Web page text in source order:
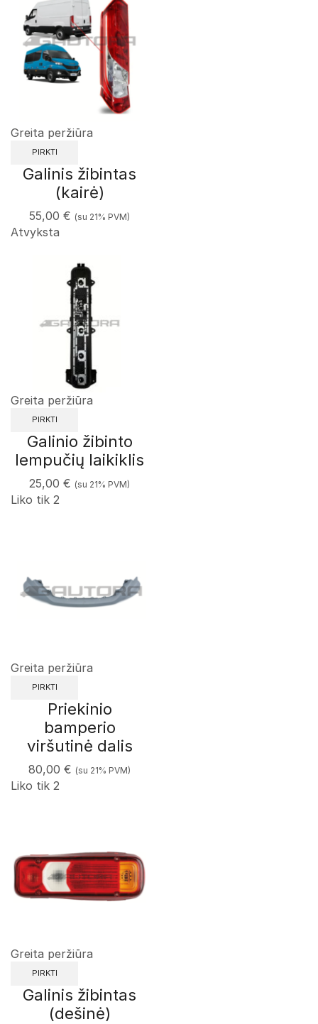
Greita peržiūra
PIRKTI
Galinis žibintas
(kairė)
55,00 € (su 21% PVM)
Atvyksta
Greita peržiūra
PIRKTI
Galinio žibinto
lempučių laikiklis
25,00 € (su 21% PVM)
Liko tik 2
Greita peržiūra
PIRKTI
Priekinio
bamperio
viršutinė dalis
80,00 € (su 21% PVM)
Liko tik 2
Greita peržiūra
PIRKTI
Galinis žibintas
(dešinė)